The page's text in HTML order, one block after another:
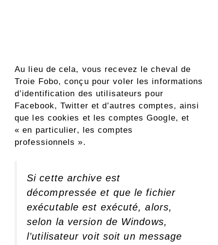
Au lieu de cela, vous recevez le cheval de
Troie Fobo, conçu pour voler les informations
d’identification des utilisateurs pour
Facebook, Twitter et d’autres comptes, ainsi
que les cookies et les comptes Google, et
« en particulier, les comptes
professionnels ».
Si cette archive est
décompressée et que le fichier
exécutable est exécuté, alors,
selon la version de Windows,
l’utilisateur voit soit un message